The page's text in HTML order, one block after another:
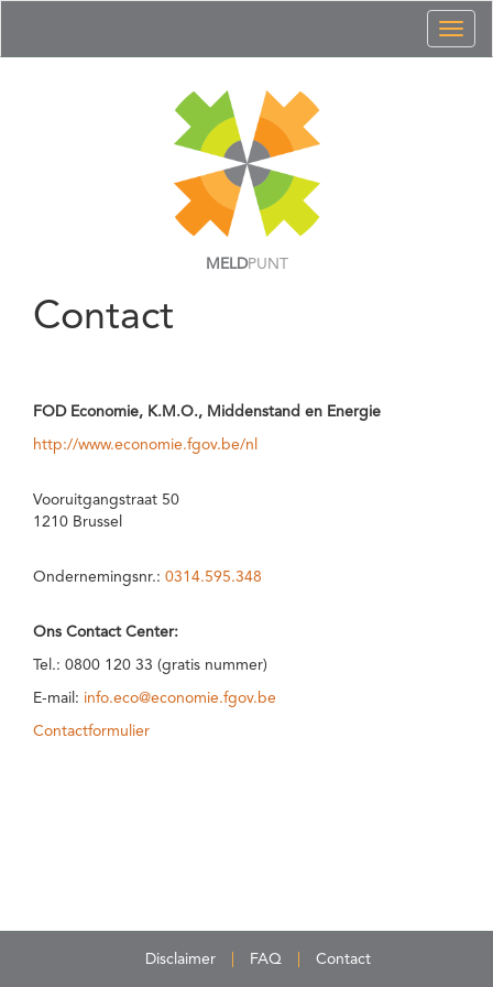
MELDPUNT
Contact
FOD Economie, K.M.O., Middenstand en Energie
http://www.economie.fgov.be/nl
Vooruitgangstraat 50
1210 Brussel
Ondernemingsnr.: 0314.595.348
Ons Contact Center:
Tel.: 0800 120 33 (gratis nummer)
E-mail: info.eco@economie.fgov.be
Contactformulier
Disclaimer FAQ Contact